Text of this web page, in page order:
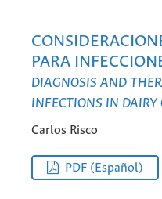
PARA
DIAGNOSIS AND
INFECTIONS IN DAIRY
Carlos Risco
PDF (Español)